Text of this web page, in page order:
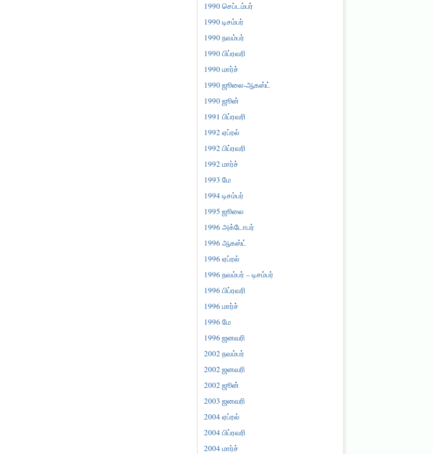
1990 செப்டம்பர்
1990 டிசம்பர்
1990 நவம்பர்
1990 பிப்ரவரி
1990 மார்ச்
1990 ஜூலை-ஆகஸ்ட்
1990 ஜூன்
1991 பிப்ரவரி
1992 ஏப்ரல்
1992 பிப்ரவரி
1992 மார்ச்
1993 மே
1994 டிசம்பர்
1995 ஜூலை
1996 அக்டோபர்
1996 ஆகஸ்ட்
1996 ஏப்ரல்
1996 நவம்பர் – டிசம்பர்
1996 பிப்ரவரி
1996 மார்ச்
1996 மே
1996 ஜனவரி
2002 நவம்பர்
2002 ஜனவரி
2002 ஜூன்
2003 ஜனவரி
2004 ஏப்ரல்
2004 பிப்ரவரி
2004 மார்ச்